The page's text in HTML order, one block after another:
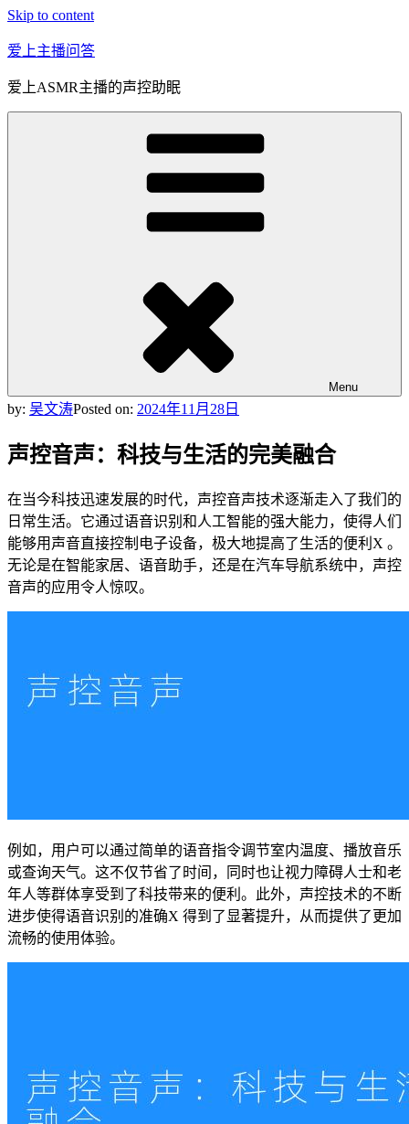
Skip to content
爱上主播问答
爱上ASMR主播的声控助眠
Menu
by: 吴文涛Posted on: 2024年11月28日
声控音声：科技与生活的完美融合
在当今科技迅速发展的时代，声控音声技术逐渐走入了我们的
日常生活。它通过语音识别和人工智能的强大能力，使得人们
能够用声音直接控制电子设备，极大地提高了生活的便利X 。
无论是在智能家居、语音助手，还是在汽车导航系统中，声控
音声的应用令人惊叹。
例如，用户可以通过简单的语音指令调节室内温度、播放音乐
或查询天气。这不仅节省了时间，同时也让视力障碍人士和老
年人等群体享受到了科技带来的便利。此外，声控技术的不断
进步使得语音识别的准确X 得到了显著提升，从而提供了更加
流畅的使用体验。